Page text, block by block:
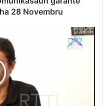
28 Novembru